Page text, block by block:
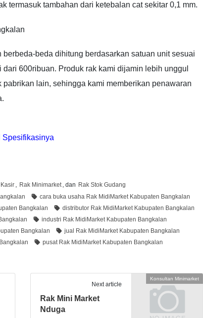
termasuk tambahan dari ketebalan cat sekitar 0,1 mm.
beda dihitung berdasarkan satuan unit sesuai
600ribuan. Produk rak kami dijamin lebih unggul
lain, sehingga kami memberikan penawaran
Spesifikasinya
, Rak Minimarket , dan Rak Stok Gudang
cara buka usaha Rak MidiMarket Kabupaten Bangkalan
Bangkalan
distributor Rak MidiMarket Kabupaten Bangkalan
industri Rak MidiMarket Kabupaten Bangkalan
Bangkalan
jual Rak MidiMarket Kabupaten Bangkalan
pusat Rak MidiMarket Kabupaten Bangkalan
Konsultan Minimarket
Next article
Rak Mini Market
Nduga